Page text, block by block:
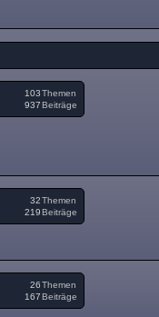
Themen
103
Beiträge
937
Themen
32
Beiträge
219
Themen
26
Beiträge
167